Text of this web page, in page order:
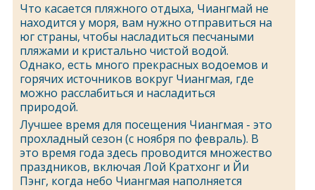
Что касается пляжного отдыха, Чиангмай не
находится у моря, вам нужно отправиться на
юг страны, чтобы насладиться песчаными
пляжами и кристально чистой водой.
Однако, есть много прекрасных водоемов и
горячих источников вокруг Чиангмая, где
можно расслабиться и насладиться
природой.
Лучшее время для посещения Чиангмая - это
прохладный сезон (с ноября по февраль). В
это время года здесь проводится множество
праздников, включая Лой Кратхонг и Йи
Пэнг, когда небо Чиангмая наполняется